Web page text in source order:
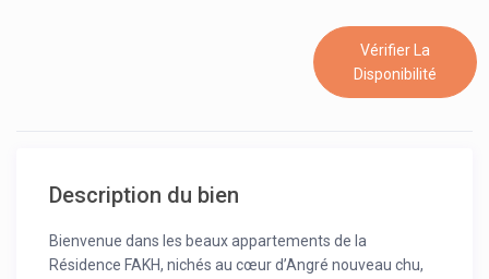
Vérifier La
Disponibilité
Description du bien
Bienvenue dans les beaux appartements de la
Résidence FAKH, nichés au cœur d’Angré nouveau chu,